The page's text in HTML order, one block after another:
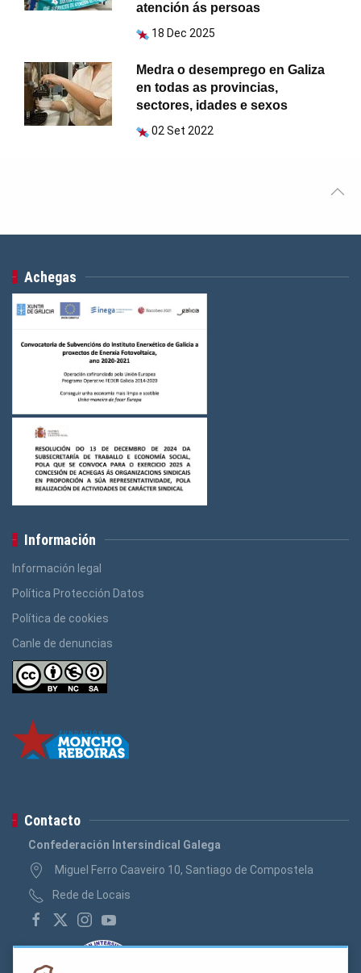
atención ás persoas
18 Dec 2025
Medra o desemprego en Galiza
en todas as provincias,
sectores, idades e sexos
02 Set 2022
Achegas
Información
Información legal
Política Protección Datos
Política de cookies
Canle de denuncias
Contacto
Confederación Intersindical Galega
Miguel Ferro Caaveiro 10, Santiago de Compostela
Rede de Locais